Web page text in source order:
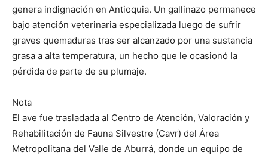
genera indignación en Antioquia. Un gallinazo permanece
bajo atención veterinaria especializada luego de sufrir
graves quemaduras tras ser alcanzado por una sustancia
grasa a alta temperatura, un hecho que le ocasionó la
pérdida de parte de su plumaje.
Nota
El ave fue trasladada al Centro de Atención, Valoración y
Rehabilitación de Fauna Silvestre (Cavr) del Área
Metropolitana del Valle de Aburrá, donde un equipo de